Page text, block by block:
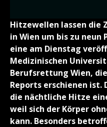
Hitzewellen lassen die
in Wien um bis zu
eine am Dienstag
Medizinischen
Berufsrettung Wien,
Reports erschienen ist.
die nächtliche Hitze
weil sich der Körper
kann. Besonders